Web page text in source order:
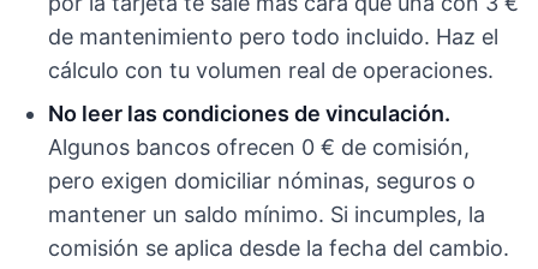
de mantenimiento pero todo incluido. Haz el
cálculo con tu volumen real de operaciones.
No leer las condiciones de vinculación.
Algunos bancos ofrecen 0 € de comisión,
pero exigen domiciliar nóminas, seguros o
mantener un saldo mínimo. Si incumples, la
comisión se aplica desde la fecha del cambio.